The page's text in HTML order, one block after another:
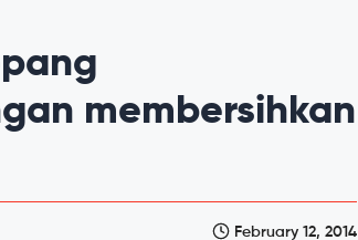
membersihkan
February 12, 2014